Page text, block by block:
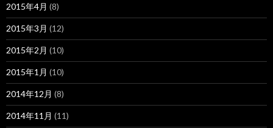
2015年4月 (8)
2015年3月 (12)
2015年2月 (10)
2015年1月 (10)
2014年12月 (8)
2014年11月 (11)